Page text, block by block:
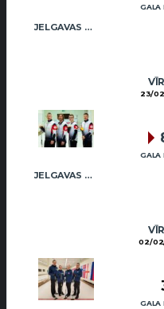
JELGAVAS MAIZNIEKS
GALA
23/
JELGAVAS MAIZNIEKS
GALA
02/
GALA